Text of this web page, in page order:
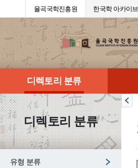
율곡국학진흥원 한국학 아카이브
디렉토리 분류
디렉토리 분류
유형 분류